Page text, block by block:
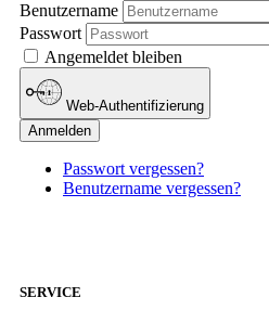
Benutzername
Passwort
Angemeldet bleiben
Web-Authentifizierung
Anmelden
Passwort vergessen?
Benutzername vergessen?
SERVICE